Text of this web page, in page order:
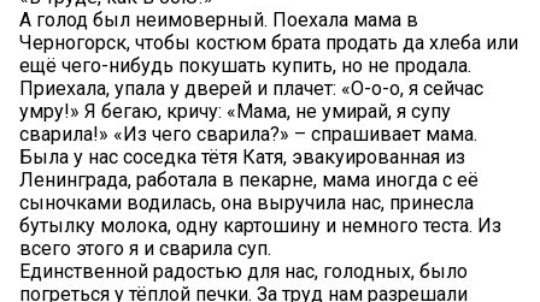
А голод был неимоверный. Поехала мама в
Черногорск, чтобы костюм брата продать да хлеба или
ещё чего-нибудь покушать купить, но не продала.
Приехала, упала у дверей и плачет: «О-о-о, я сейчас
умру!» Я бегаю, кричу: «Мама, не умирай, я супу
сварила!» «Из чего сварила?» – спрашивает мама.
Была у нас соседка тётя Катя, эвакуированная из
Ленинграда, работала в пекарне, мама иногда с её
сыночками водилась, она выручила нас, принесла
бутылку молока, одну картошину и немного теста. Из
всего этого я и сварила суп.
Единственной радостью для нас, голодных, было
погреться у тёплой печки. За труд нам разрешали